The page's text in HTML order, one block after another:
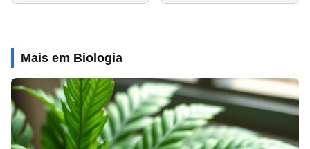
Mais em Biologia